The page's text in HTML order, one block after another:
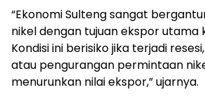
“Ekonomi Sulteng sangat
nikel dengan tujuan ekspor utama
Kondisi ini berisiko jika terjadi
atau pengurangan permintaan
menurunkan nilai ekspor,” ujarnya.